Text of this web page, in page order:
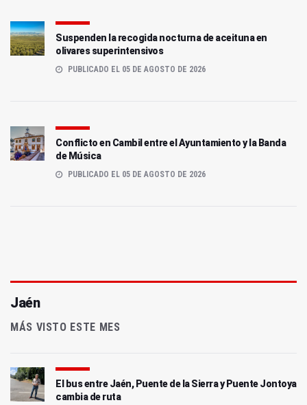
Suspenden la recogida nocturna de aceituna en
olivares superintensivos
PUBLICADO EL 05 DE AGOSTO DE 2026
Conflicto en Cambil entre el Ayuntamiento y la Banda
de Música
PUBLICADO EL 05 DE AGOSTO DE 2026
Jaén
MÁS VISTO ESTE MES
El bus entre Jaén, Puente de la Sierra y Puente Jontoya
cambia de ruta